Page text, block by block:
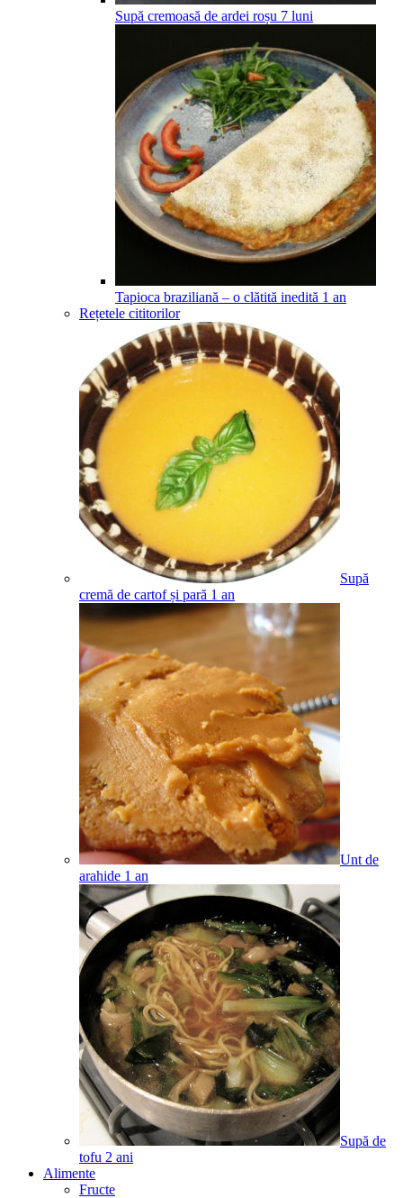
Supă cremoasă de ardei roșu 7 luni
Tapioca braziliană – o clătită inedită 1 an
Rețetele cititorilor
Supă
cremă de cartof și pară 1 an
Unt de
arahide 1 an
Supă de
tofu 2 ani
Alimente
Fructe